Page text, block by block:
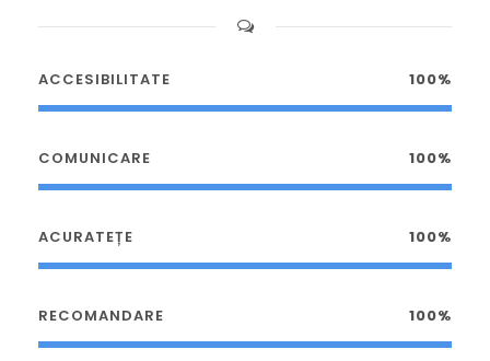
ACCESIBILITATE 100%
COMUNICARE 100%
ACURATEȚE 100%
RECOMANDARE 100%